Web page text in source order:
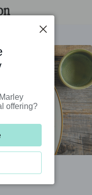
offering?